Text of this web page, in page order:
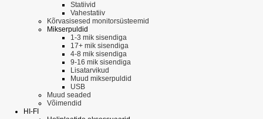
Statiivid
Vahestatiiv
Kõrvasisesed monitorsüsteemid
Mikserpuldid
1-3 mik sisendiga
17+ mik sisendiga
4-8 mik sisendiga
9-16 mik sisendiga
Lisatarvikud
Muud mikserpuldid
USB
Muud seaded
Võimendid
HI-FI